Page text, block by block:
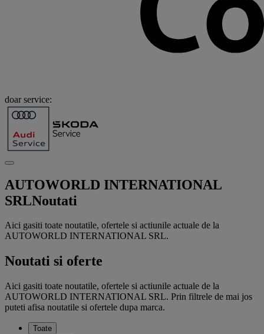
doar service:
AUTOWORLD INTERNATIONAL
SRLNoutati
Aici gasiti toate noutatile, ofertele si actiunile actuale de la
AUTOWORLD INTERNATIONAL SRL.
Noutati si oferte
Aici gasiti toate noutatile, ofertele si actiunile actuale de la
AUTOWORLD INTERNATIONAL SRL. Prin filtrele de mai jos
puteti afisa noutatile si ofertele dupa marca.
Toate